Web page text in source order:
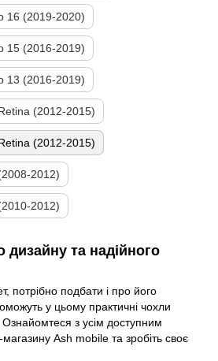
16 (2019-2020)
15 (2016-2019)
13 (2016-2019)
(2012-2015)
(2012-2015)
2012)
2012)
дизайну та надійного
потрібно подбати і про його
у цьому практичні чохли
з усім доступним
Ash mobile та зробіть своє